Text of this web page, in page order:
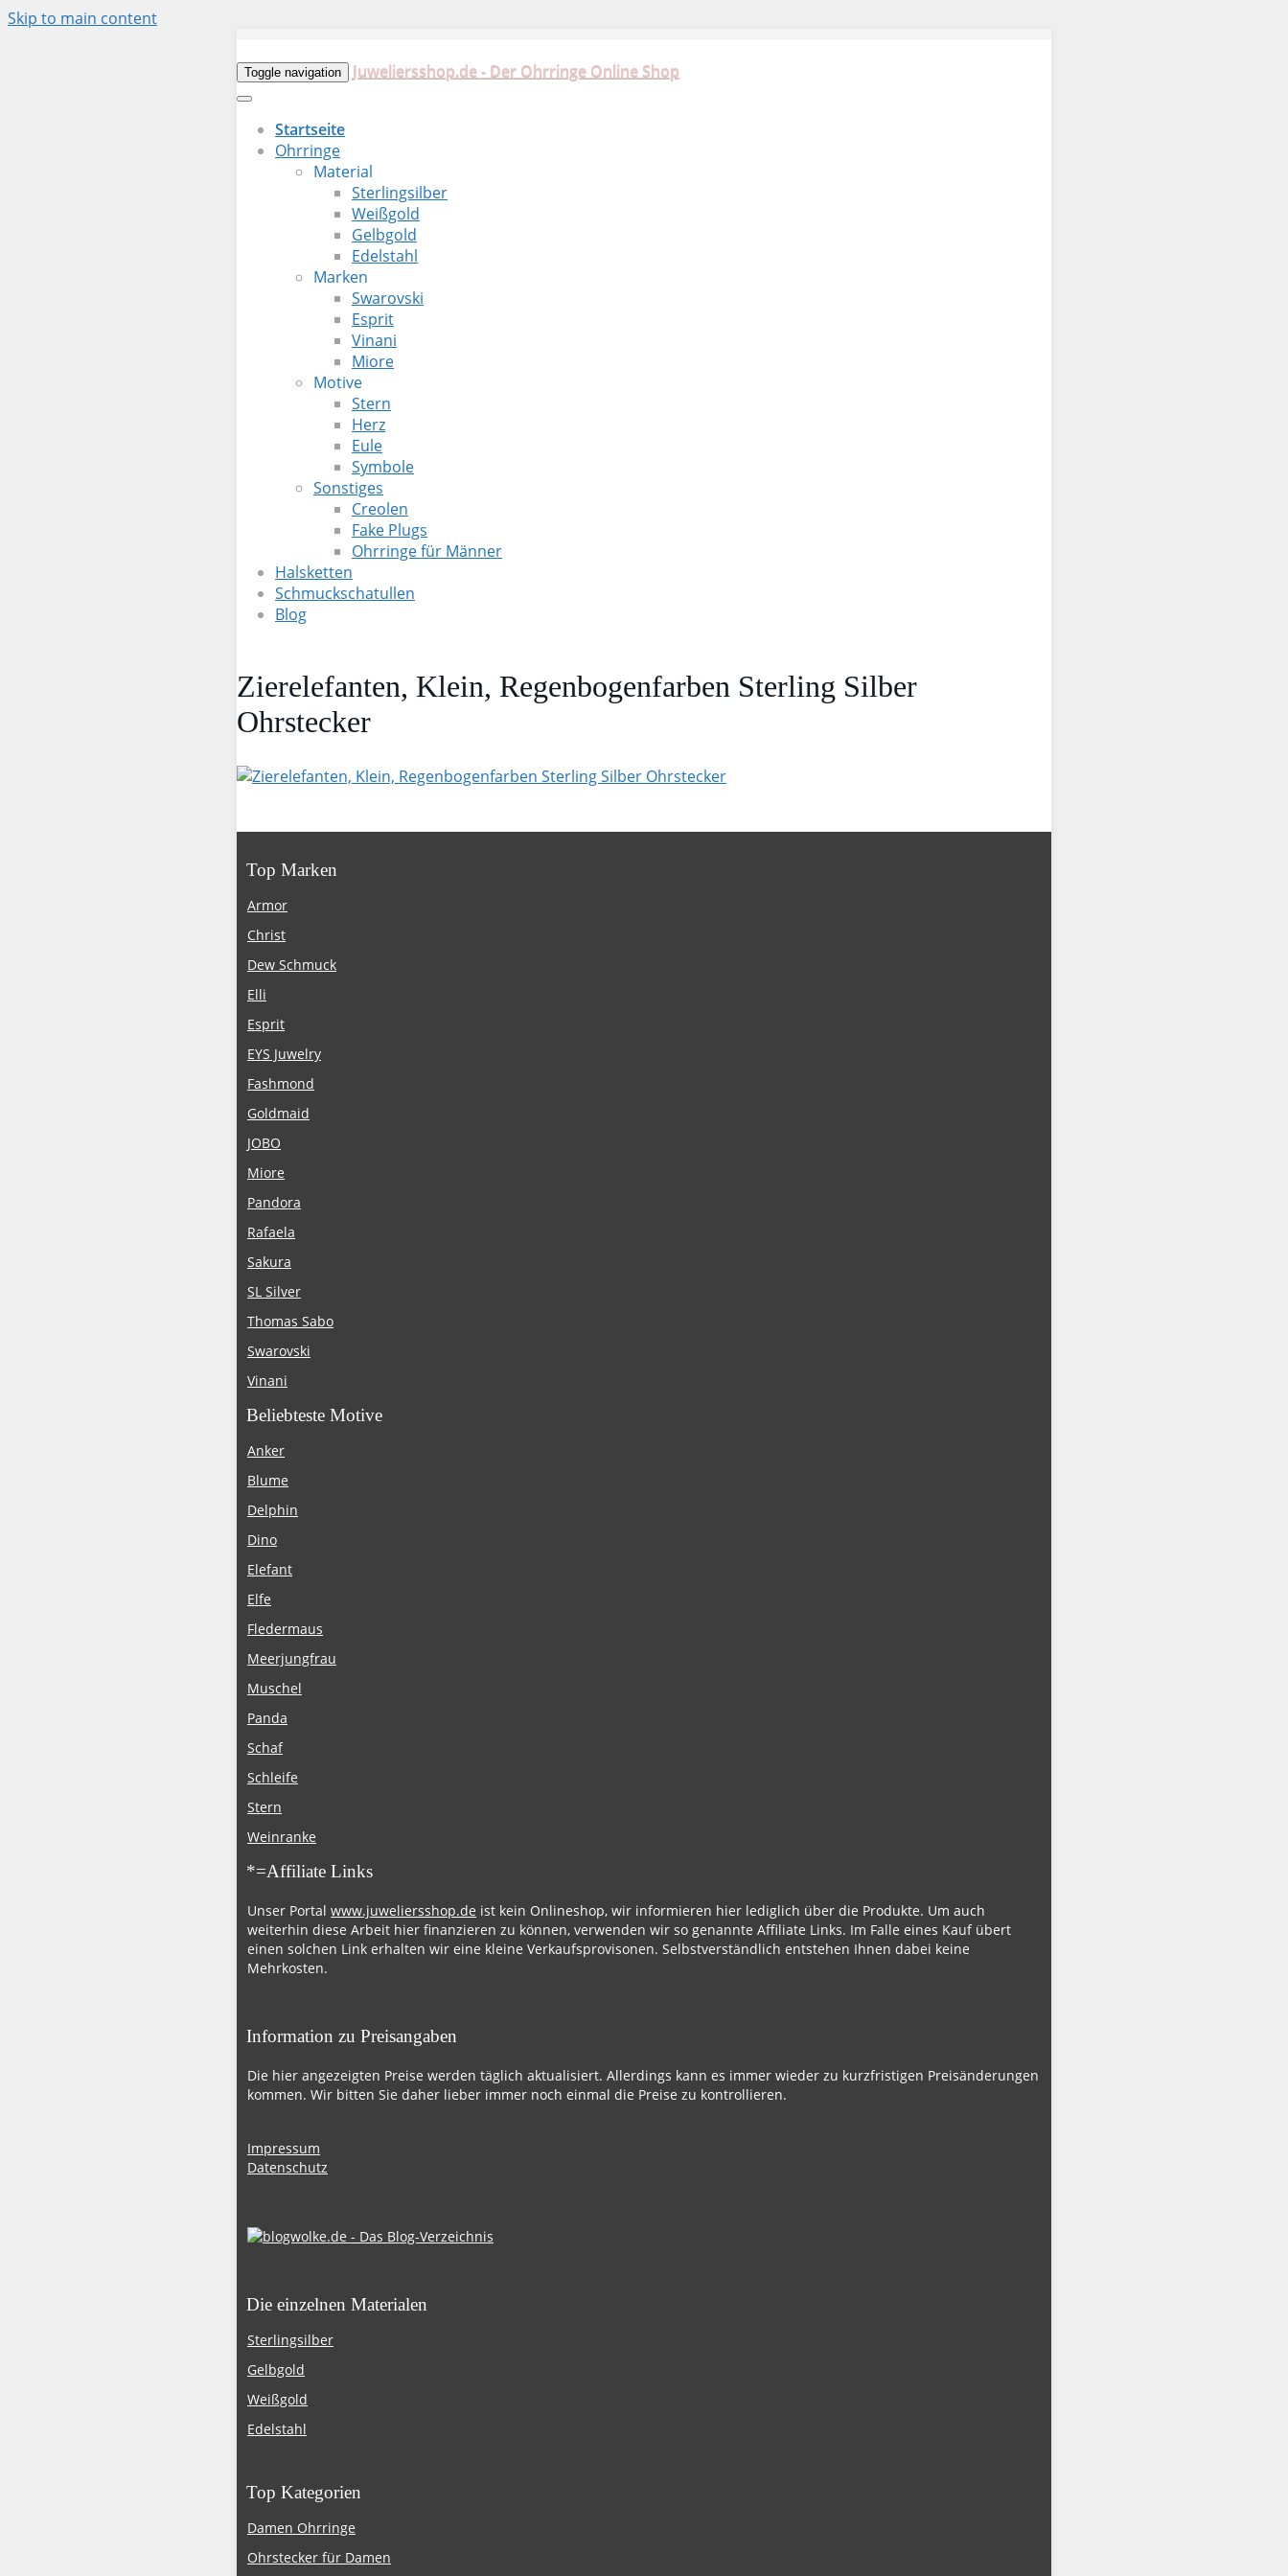
Skip to main content
Toggle navigation Juweliersshop.de - Der Ohrringe Online Shop
Startseite
Ohrringe
Material
Sterlingsilber
Weißgold
Gelbgold
Edelstahl
Marken
Swarovski
Esprit
Vinani
Miore
Motive
Stern
Herz
Eule
Symbole
Sonstiges
Creolen
Fake Plugs
Ohrringe für Männer
Halsketten
Schmuckschatullen
Blog
Zierelefanten, Klein, Regenbogenfarben Sterling Silber
Ohrstecker
Top Marken
Armor
Christ
Dew Schmuck
Elli
Esprit
EYS Juwelry
Fashmond
Goldmaid
JOBO
Miore
Pandora
Rafaela
Sakura
SL Silver
Thomas Sabo
Swarovski
Vinani
Beliebteste Motive
Anker
Blume
Delphin
Dino
Elefant
Elfe
Fledermaus
Meerjungfrau
Muschel
Panda
Schaf
Schleife
Stern
Weinranke
*=Affiliate Links
Unser Portal www.juweliersshop.de ist kein Onlineshop, wir informieren hier lediglich über die Produkte. Um auch
weiterhin diese Arbeit hier finanzieren zu können, verwenden wir so genannte Affiliate Links. Im Falle eines Kauf übert
einen solchen Link erhalten wir eine kleine Verkaufsprovisonen. Selbstverständlich entstehen Ihnen dabei keine
Mehrkosten.
Information zu Preisangaben
Die hier angezeigten Preise werden täglich aktualisiert. Allerdings kann es immer wieder zu kurzfristigen Preisänderungen
kommen. Wir bitten Sie daher lieber immer noch einmal die Preise zu kontrollieren.
Impressum
Datenschutz
Die einzelnen Materialen
Sterlingsilber
Gelbgold
Weißgold
Edelstahl
Top Kategorien
Damen Ohrringe
Ohrstecker für Damen